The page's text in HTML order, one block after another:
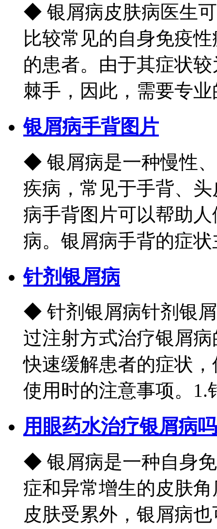
◆ 银屑病皮肤病医生
比较常见的自身免疫
的患者。由于其症状
棘手，因此，需要专业
银屑病手背图片
◆ 银屑病是一种慢性
疾病，常见于手背、
病手背图片可以帮助
病。银屑病手背的症状
针剂银屑病
◆ 针剂银屑病针剂银
过注射方式治疗银屑
快速缓解患者的症状
使用时的注意事项。1.
用眼药水治疗银屑病吗
◆ 银屑病是一种自身
症和异常增生的皮肤
皮肤受累外，银屑病